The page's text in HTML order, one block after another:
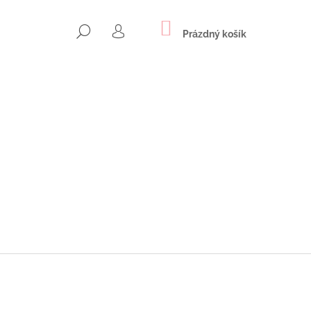
HLEDAT
PŘIHLÁŠENÍ
NÁKUPNÍ
KOŠÍK
Prázdný košík